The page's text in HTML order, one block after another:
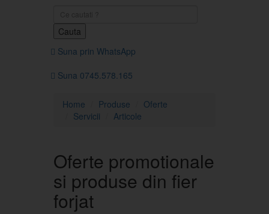
Cauta
Suna prin WhatsApp
Suna 0745.578.165
Home Produse
Oferte
Servicii
Articole
Oferte promotionale
si produse din fier
forjat